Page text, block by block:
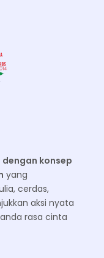
dengan konsep
yang
cerdas,
aksi nyata
rasa cinta